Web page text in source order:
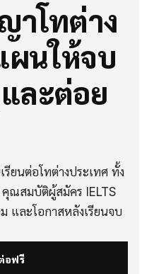
าโทต่าง
ผนให้จบ
ละต่อย
ยนต่อโทต่างประเทศ ทั้ง
คุณสมบัติผู้สมัคร IELTS
และโอกาสหลังเรียนจบ
อฟรี